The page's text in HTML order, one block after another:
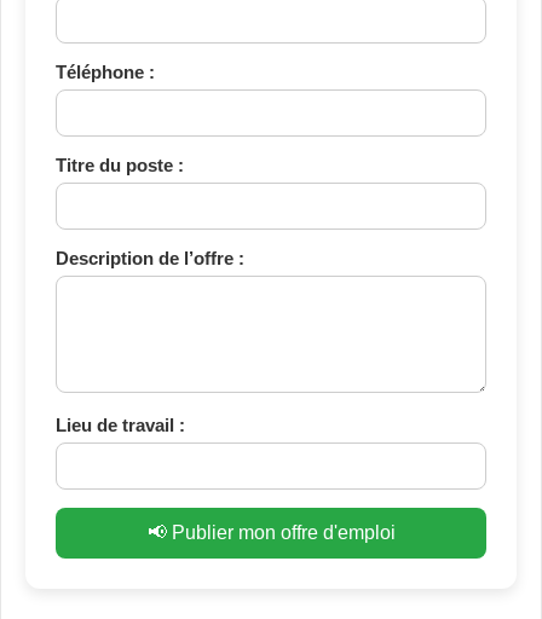
Téléphone :
Titre du poste :
Description de l’offre :
Lieu de travail :
📢 Publier mon offre d'emploi